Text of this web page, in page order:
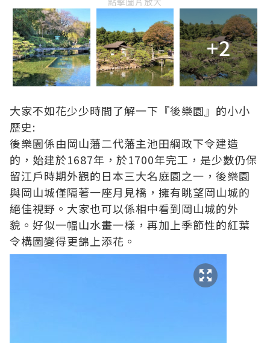
+2
大家不如花少少時間了解一下『後樂園』的小小
歷史:
後樂園係由岡山藩二代藩主池田綱政下令建造
的，始建於1687年，於1700年完工，是少數仍保
留江戶時期外觀的日本三大名庭園之一，後樂園
與岡山城僅隔著一座月見橋，擁有眺望岡山城的
絕佳視野。大家也可以係相中看到岡山城的外
貌。好似一幅山水畫一樣，再加上季節性的紅葉
令構圖變得更錦上添花。